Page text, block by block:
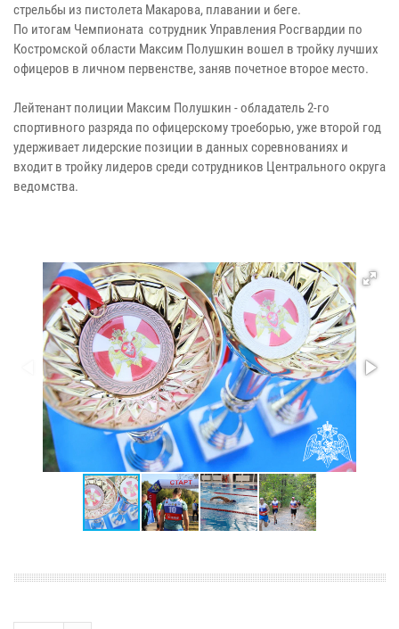
стрельбы из пистолета Макарова, плавании и беге.
По итогам Чемпионата сотрудник Управления Росгвардии по
Костромской области Максим Полушкин вошел в тройку лучших
офицеров в личном первенстве, заняв почетное второе место.
Лейтенант полиции Максим Полушкин - обладатель 2-го
спортивного разряда по офицерскому троеборью, уже второй год
удерживает лидерские позиции в данных соревнованиях и
входит в тройку лидеров среди сотрудников Центрального округа
ведомства.